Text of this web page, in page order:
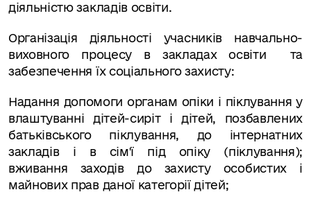
діяльністю закладів освіти.
Організація діяльності учасників навчально-
виховного процесу в закладах освіти та
забезпечення їх соціаль­ного захисту:
Надання допомоги органам опіки і піклування у
влаштуван­ні дітей-сиріт і дітей, позбавлених
батьківського піклування, до інтернатних
закладів і в сім'ї під опіку (піклування);
вживання заходів до захисту особистих і
майнових прав даної категорії дітей;